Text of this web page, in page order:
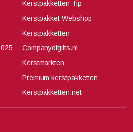
Kerstpakketten Tip
Kerstpakket Webshop
Kerstpakketten
Companyofgifts.nl
Kerstmarkten
Premium kerstpakketten
Kerstpakketten.net